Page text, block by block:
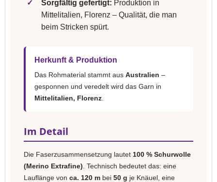
✓ Sorgfältig gefertigt: Produktion in
Mittelitalien, Florenz – Qualität, die man
beim Stricken spürt.
Herkunft & Produktion
Das Rohmaterial stammt aus Australien –
gesponnen und veredelt wird das Garn in
Mittelitalien, Florenz
Im Detail
Die Faserzusammensetzung lautet 100 % Schurwolle
(Merino Extrafine) . Technisch bedeutet das: eine
Lauflänge von ca. 120 m bei 50 g je Knäuel, eine